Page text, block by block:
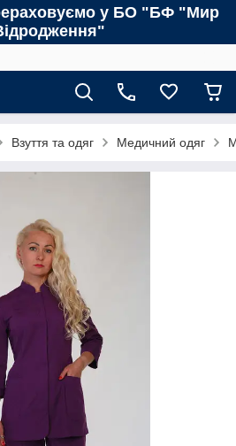
у БО "БФ "Мир
Взуття та одяг Медичний одяг